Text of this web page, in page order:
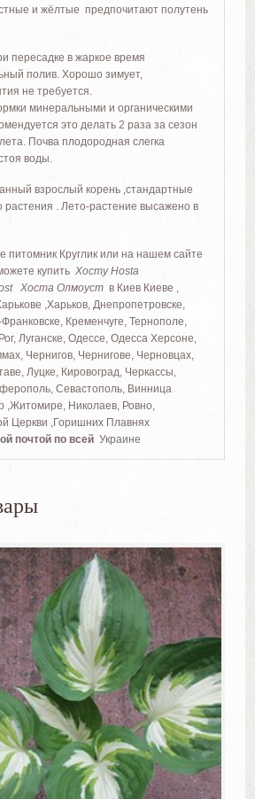
и жёлтые предпочитают полутень
пересадке в жаркое время
полив. Хорошо зимует,
не требуется.
минеральными и органическими
это делать 2 раза за сезон
Почва плодородная слегка
воды.
взрослый корень ,стандартные
растения . Лето-растение высажено в
питомник Круглик или на нашем сайте
купить Хосту Hosta
Хоста Олмоуст в Киев Киеве ,
,Харьков, Днепропетровске,
Кременчуге, Тернополе,
Луганске, Одессе, Одесса Херсоне,
Чернигов, Чернигове, Черновцах,
Луцке, Кировоград, Черкассы,
Севастополь, Винница
,Житомире, Николаев, Ровно,
Церкви ,Горишних Плавнях
почтой по всейУкраине